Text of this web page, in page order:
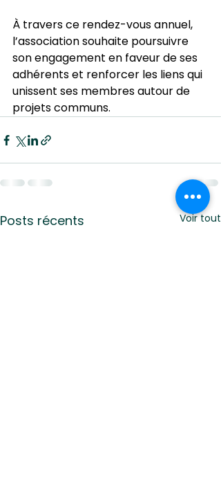
À travers ce rendez-vous annuel,
l’association souhaite poursuivre
son engagement en faveur de ses
adhérents et renforcer les liens qui
unissent ses membres autour de
projets communs.
Posts récents Voir tout